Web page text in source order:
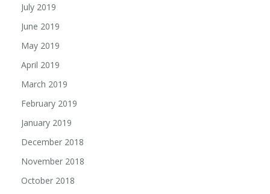
July 2019
June 2019
May 2019
April 2019
March 2019
February 2019
January 2019
December 2018
November 2018
October 2018